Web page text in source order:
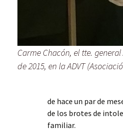
Carme Chacón, el tte.
de 2015, en la ADVT
de hace un par de
de los brotes de
familiar.